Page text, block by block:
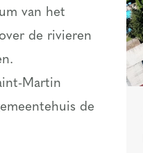
van het
de rivieren
Martin
de